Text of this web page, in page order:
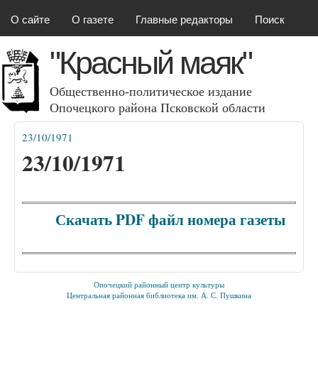
О сайте О газете Главные редакторы Поиск
"Красный маяк"
Общественно-политическое издание
Опочецкого района Псковcкой области
Вы здесь
23/10/1971
23/10/1971
Скачать PDF файл номера газеты
Опочецкий районный центр культуры
Центральная районная библиотека им. А. С. Пушкина